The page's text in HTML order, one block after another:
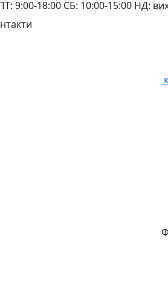
9:00-18:00 СБ: 10:00-15:00 НД: